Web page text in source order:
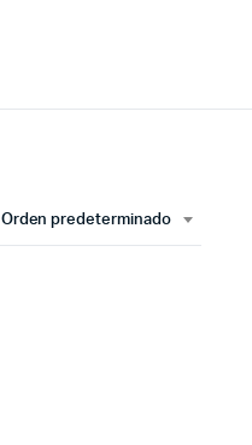
Orden predeterminado